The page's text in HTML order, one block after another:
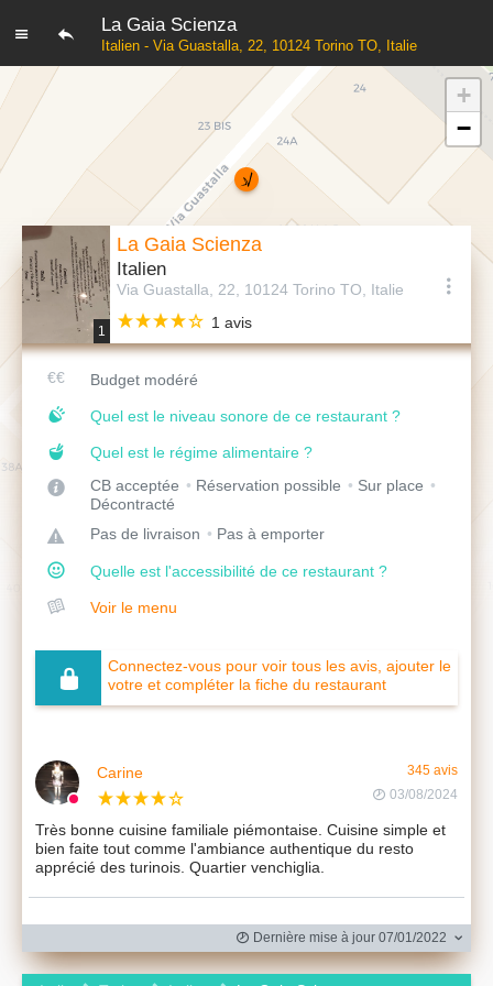
La Gaia Scienza
Italien - Via Guastalla, 22, 10124 Torino TO, Italie
1
La Gaia Scienza
Italien
Via Guastalla, 22, 10124 Torino TO, Italie
1 avis
Budget modéré
Quel est le niveau sonore de ce restaurant ?
Quel est le régime alimentaire ?
CB acceptée
Réservation possible
Sur place
Décontracté
Pas de livraison
Pas à emporter
Quelle est l'accessibilité de ce restaurant ?
Voir le menu
Connectez-vous pour voir tous les avis, ajouter le
votre et compléter la fiche du restaurant
Carine
345 avis
03/08/2024
Très bonne cuisine familiale piémontaise. Cuisine simple et
bien faite tout comme l'ambiance authentique du resto
apprécié des turinois. Quartier venchiglia.
Dernière mise à jour 07/01/2022
+
−